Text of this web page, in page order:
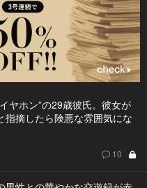
ヤホン”の29歳彼氏。彼女が
指摘したら険悪な雰囲気にな
10